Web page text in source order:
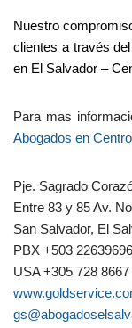
Nuestro
clientes a través
en El Salvador –
Para mas
Abogados en
Pje. Sagrado
Entre 83 y 85 Av.
San Salvador, El
PBX +503
USA +305 728 8667